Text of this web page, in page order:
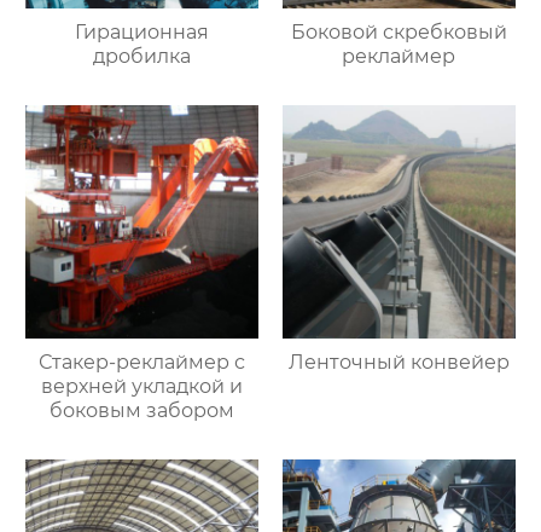
Гирационная
дробилка
Боковой скребковый
реклаймер
Стакер-реклаймер с
верхней укладкой и
боковым забором
Ленточный конвейер